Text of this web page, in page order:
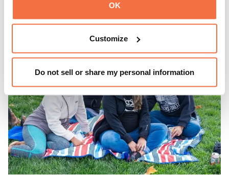
OK
Customize
Do not sell or share my personal information
con una mezcla de actuaciones improvisadas, charlas,
sesiones de dibujo en directo y mucho más... ¡solo para